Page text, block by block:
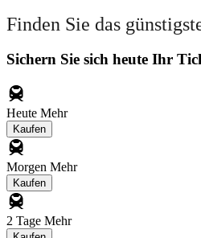
Finden Sie das
Sichern Sie sich heute Ihr
Heute Mehr
Kaufen
Morgen Mehr
Kaufen
2 Tage Mehr